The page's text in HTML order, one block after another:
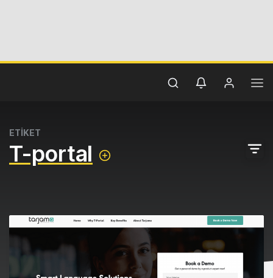
ETİKET
T-portal